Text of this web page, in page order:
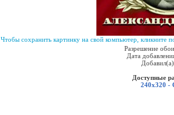
Чтобы сохранить картинку на свой компьютер, кликните
Разрешение
Дата
Доступные
240x320 -